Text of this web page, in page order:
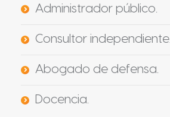
Administrador público.
Consultor independiente.
Abogado de defensa.
Docencia.